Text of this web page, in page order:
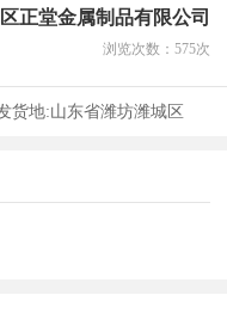
正堂金属制品有限公司
浏览次数： 575次
货地:山东省潍坊潍城区